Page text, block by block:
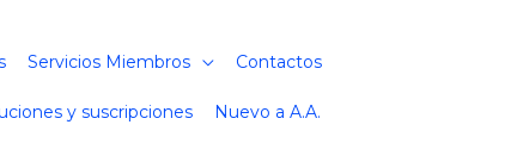
Servicios Miembros Contactos
y suscripciones Nuevo a A.A.